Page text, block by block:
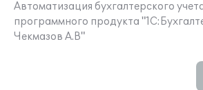
Автоматизация бухгалтерского
программного продукта
Чекмазов А.В"